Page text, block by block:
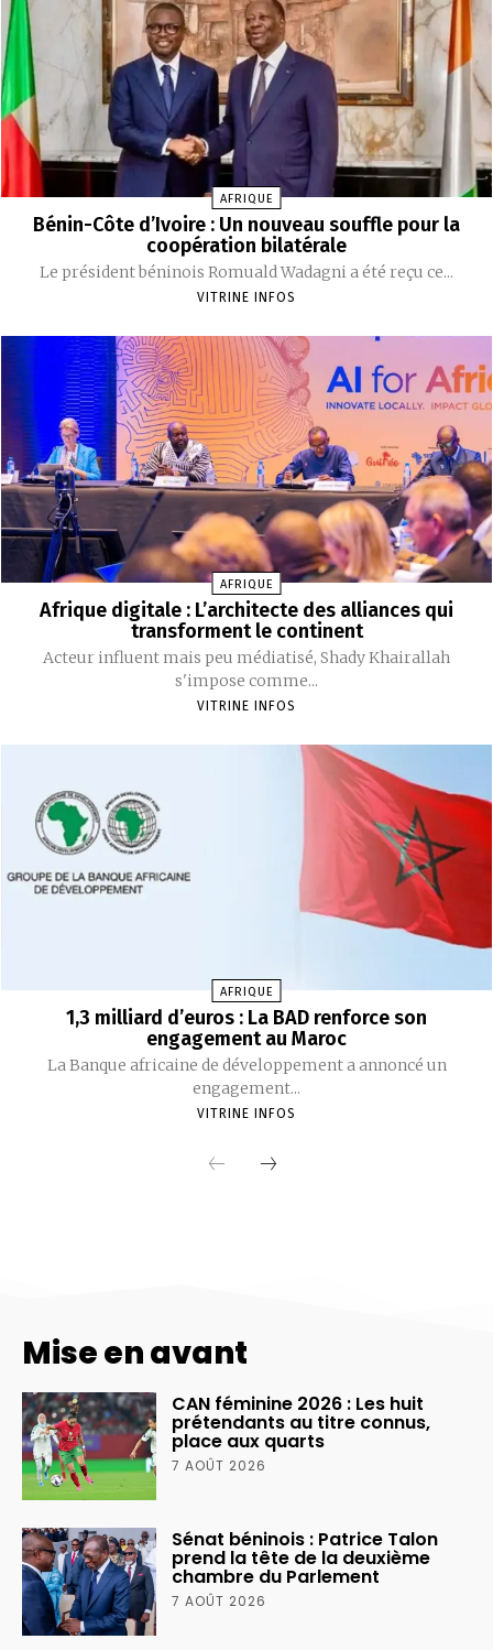
Mise en avant
CAN féminine 2026 : Les huit
prétendants au titre connus,
place aux quarts
7 AOÛT 2026
Sénat béninois : Patrice Talon
prend la tête de la deuxième
chambre du Parlement
7 AOÛT 2026